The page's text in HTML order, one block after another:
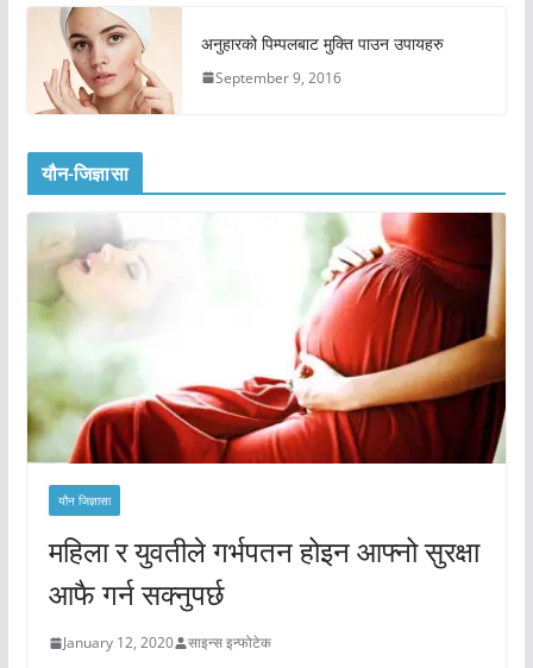
अनुहारको पिम्पलबाट मुक्ति पाउन उपायहरु
September 9, 2016
यौन-जिज्ञासा
यौन जिज्ञासा
महिला र युवतीले गर्भपतन होइन आफ्नो सुरक्षा
आफै गर्न सक्नुपर्छ
January 12, 2020 साइन्स इन्फोटेक